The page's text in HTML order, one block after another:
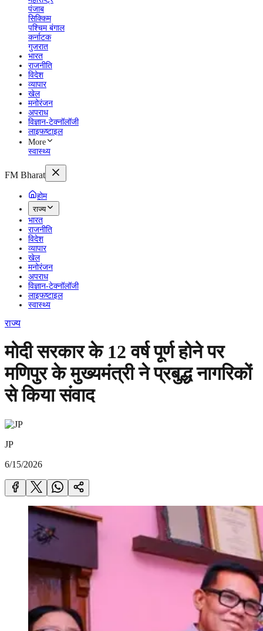
पंजाब
सिक्किम
पश्चिम बंगाल
कर्नाटक
गुजरात
भारत
राजनीति
विदेश
व्यापार
खेल
मनोरंजन
अपराध
विज्ञान-टेक्नॉलॉजी
लाइफष्टाइल
More
स्वास्थ्य
FM Bharat
होम
राज्य
भारत
राजनीति
विदेश
व्यापार
खेल
मनोरंजन
अपराध
विज्ञान-टेक्नॉलॉजी
लाइफष्टाइल
स्वास्थ्य
राज्य
मोदी सरकार के 12 वर्ष पूर्ण होने पर
मणिपुर के मुख्यमंत्री ने प्रबुद्ध नागरिकों
से किया संवाद
JP
6/15/2026